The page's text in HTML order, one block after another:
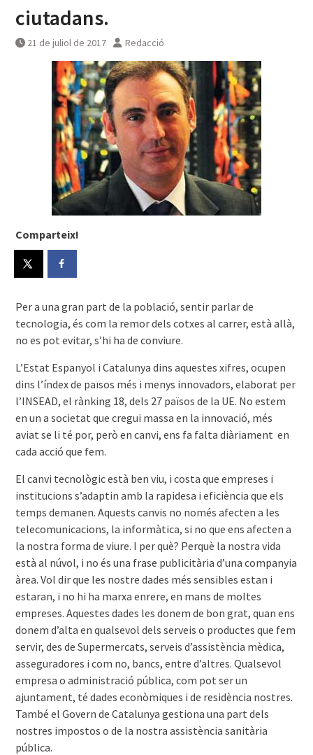
ciutadans.
21 de juliol de 2017 Redacció
Comparteix!
Per a una gran part de la població, sentir parlar de
tecnologia, és com la remor dels cotxes al carrer, està allà,
no es pot evitar, s’hi ha de conviure.
L’Estat Espanyol i Catalunya dins aquestes xifres, ocupen
dins l’índex de països més i menys innovadors, elaborat per
l’INSEAD, el rànking 18, dels 27 països de la UE. No estem
en un a societat que cregui massa en la innovació, més
aviat se li té por, però en canvi, ens fa falta diàriament en
cada acció que fem.
El canvi tecnològic està ben viu, i costa que empreses i
institucions s’adaptin amb la rapidesa i eficiència que els
temps demanen. Aquests canvis no només afecten a les
telecomunicacions, la informàtica, si no que ens afecten a
la nostra forma de viure. I per què? Perquè la nostra vida
està al núvol, i no és una frase publicitària d’una companyia
àrea. Vol dir que les nostre dades més sensibles estan i
estaran, i no hi ha marxa enrere, en mans de moltes
empreses. Aquestes dades les donem de bon grat, quan ens
donem d’alta en qualsevol dels serveis o productes que fem
servir, des de Supermercats, serveis d’assistència mèdica,
asseguradores i com no, bancs, entre d’altres. Qualsevol
empresa o administració pública, com pot ser un
ajuntament, té dades econòmiques i de residència nostres.
També el Govern de Catalunya gestiona una part dels
nostres impostos o de la nostra assistència sanitària
pública.